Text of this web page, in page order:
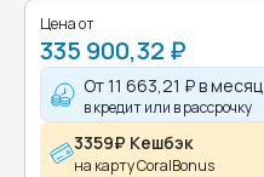
Цена от
335 900,32 ₽
От11 663,21 ₽в месяц
в кредит или в рассрочку
3359₽ Кешбэк
на карту CoralBonus